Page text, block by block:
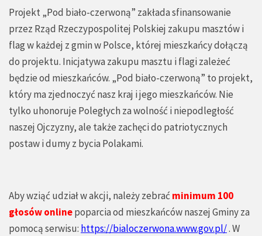
Projekt „Pod biało-czerwoną” zakłada sfinansowanie
przez Rząd Rzeczypospolitej Polskiej zakupu masztów i
flag w każdej z gmin w Polsce, której mieszkańcy dołączą
do projektu. Inicjatywa zakupu masztu i flagi zależeć
będzie od mieszkańców. „Pod biało-czerwoną” to projekt,
który ma zjednoczyć nasz kraj i jego mieszkańców. Nie
tylko uhonoruje Poległych za wolność i niepodległość
naszej Ojczyzny, ale także zachęci do patriotycznych
postaw i dumy z bycia Polakami.
Aby wziąć udział w akcji, należy zebrać minimum 100
głosów onlinepoparcia od mieszkańców naszej Gminy za
pomocą serwisu: https://bialoczerwona.www.gov.pl/. W